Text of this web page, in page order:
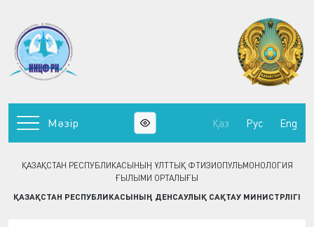
ҚАЗАҚСТАН РЕСПУБЛИКАСЫНЫҢ ҰЛТТЫҚ ФТИЗИОПУЛЬМОНОЛОГИЯ
ҒЫЛЫМИ ОРТАЛЫҒЫ
ҚАЗАҚСТАН РЕСПУБЛИКАСЫНЫҢ ДЕНСАУЛЫҚ САҚТАУ МИНИСТРЛІГІ
Мәзір Қаз Рус Eng